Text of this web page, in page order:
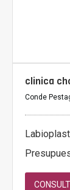
clinica
Conde